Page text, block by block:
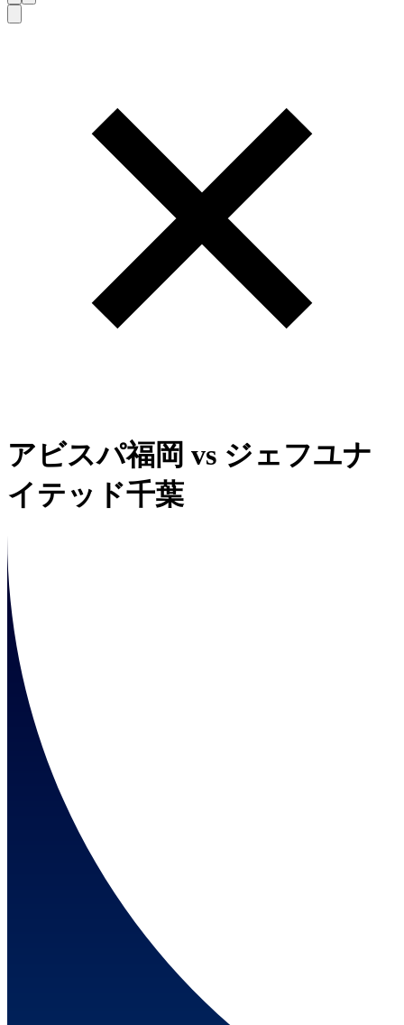
アビスパ福岡 vs ジェフユナ
イテッド千葉